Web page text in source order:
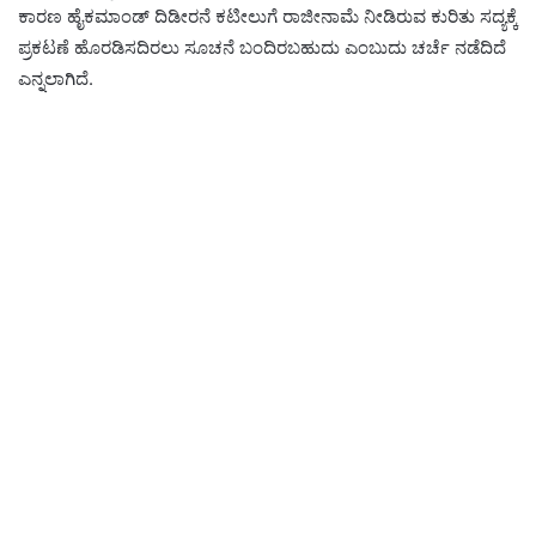
ಕಾರಣ ಹೈಕಮಾಂಡ್ ದಿಡೀರನೆ ಕಟೀಲುಗೆ ರಾಜೀನಾಮೆ ನೀಡಿರುವ ಕುರಿತು ಸದ್ಯಕ್ಕೆ‌
ಪ್ರಕಟಣೆ ಹೊರಡಿಸದಿರಲು ಸೂಚನೆ ಬಂದಿರಬಹುದು ಎಂಬುದು ಚರ್ಚೆ ‌ನಡೆದಿದೆ
ಎನ್ನಲಾಗಿದೆ.